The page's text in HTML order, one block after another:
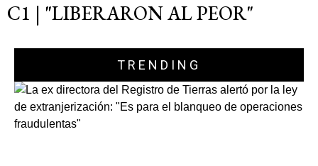
C1 | "LIBERARON AL PEOR"
TRENDING